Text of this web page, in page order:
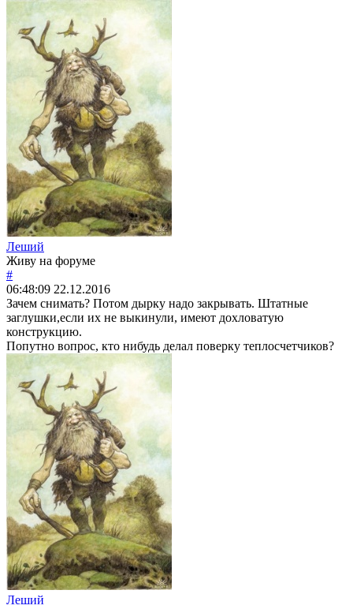
Леший
Живу на форуме
#
06:48:09 22.12.2016
Зачем снимать? Потом дырку надо закрывать. Штатные
заглушки,если их не выкинули, имеют дохловатую
конструкцию.
Попутно вопрос, кто нибудь делал поверку теплосчетчиков?
Леший